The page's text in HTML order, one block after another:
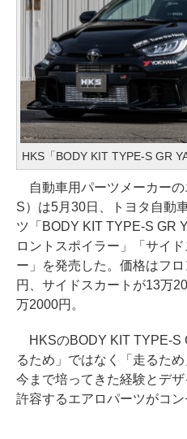
HKS「BODY KIT TYPE-S GR
自動車用パーツメーカー
S）は5月30日、トヨタ自動
ツ「BODY KIT TYPE-S GR
ロントスポイラー」「サイ
ー」を発売した。価格はフ
円、サイドスカートが13万
万2000円。
HKSのBODY KIT TYPE-S
るため」ではなく「走るた
今まで培ってきた経験とデ
許容するエアロパーツがコン